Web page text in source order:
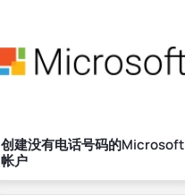
创建没有电话号码的Microsoft
帐户